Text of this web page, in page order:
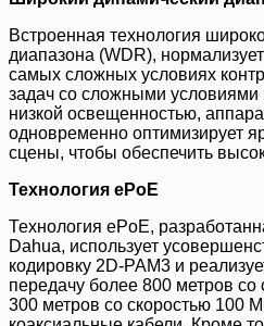
Встроенная технология
диапазона (WDR),
самых сложных условиях
задач со сложными
низкой освещенностью,
одновременно оптимизирует
сцены, чтобы обеспечить
Технология ePoE
Технология ePoE,
Dahua, использует
кодировку 2D-PAM3 и
передачу более 800 метров со
300 метров со скоростью 100